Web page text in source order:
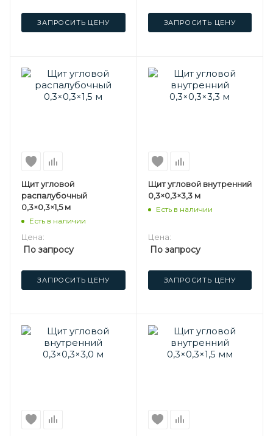
ЗАПРОСИТЬ ЦЕНУ ЗАПРОСИТЬ ЦЕНУ
Щит угловой
распалубочный
0,3×0,3×1,5 м
Есть в наличии
Цена:
По запросу
ЗАПРОСИТЬ ЦЕНУ
Щит угловой внутренний
0,3×0,3×3,3 м
Есть в наличии
Цена:
По запросу
ЗАПРОСИТЬ ЦЕНУ